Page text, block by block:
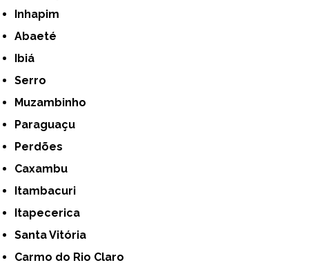
Inhapim
Abaeté
Ibiá
Serro
Muzambinho
Paraguaçu
Perdões
Caxambu
Itambacuri
Itapecerica
Santa Vitória
Carmo do Rio Claro